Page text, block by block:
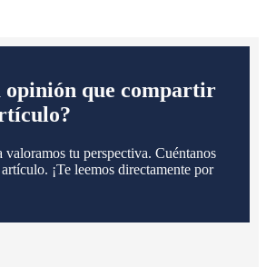
opinión que compartir
tu perspectiva. Cuéntanos
¡Te leemos directamente por